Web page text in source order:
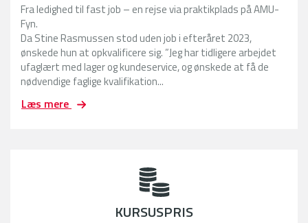
Fra ledighed til fast job – en rejse via praktikplads på AMU-
Fyn.
Da Stine Rasmussen stod uden job i efteråret 2023,
ønskede hun at opkvalificere sig. ”Jeg har tidligere arbejdet
ufaglært med lager og kundeservice, og ønskede at få de
nødvendige faglige kvalifikation...
rLæs mere
KURSUSPRIS